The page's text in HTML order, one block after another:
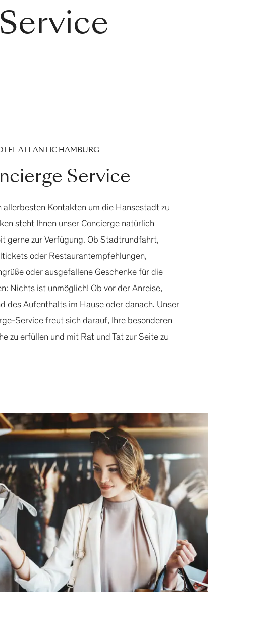
ATLANTIC HAMBURG
Service
allerbesten Kontakten um die Hansestadt zu
steht Ihnen unser Concierge natürlich
gerne zur Verfügung. Ob Stadtrundfahrt,
oder Restaurantempfehlungen,
oder ausgefallene Geschenke für die
Nichts ist unmöglich! Ob vor der Anreise,
des Aufenthalts im Hause oder danach. Unser
Service freut sich darauf, Ihre besonderen
zu erfüllen und mit Rat und Tat zur Seite zu